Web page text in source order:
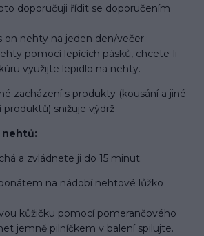
doporučuji řídit se doporučením
on nehty na jeden den/večer
pomocí lepících pásků, chcete-li
využijte lepidlo na nehty.
zacházení s produkty (kousání a jiné
snižuje výdrž
nehtů:
a zvládnete ji do 15 minut.
na nádobí nehtové lůžko
kůžičku pomocí pomerančového
jemně pilníčkem v balení spilujte.